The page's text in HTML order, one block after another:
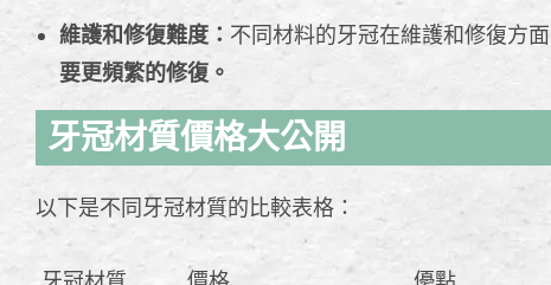
維護和修復難度： 不同材料的牙冠在維護和修復方面
要更頻繁的修復。
牙冠材質價格大公開
以下是不同牙冠材質的比較表格：